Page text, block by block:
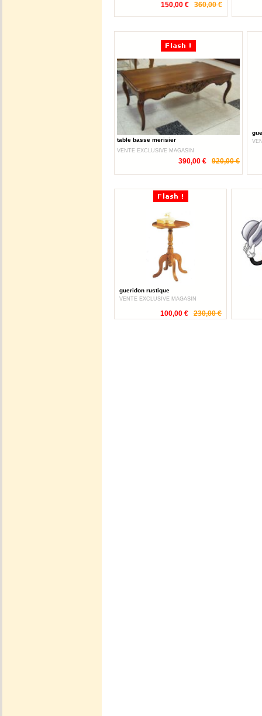
150,00 € 360,00 €
table basse merisier
VENTE EXCLUSIVE MAGASIN
390,00 € 920,00 €
gueridon rustique
VENTE EXCLUSIVE MAGASIN
100,00 € 230,00 €